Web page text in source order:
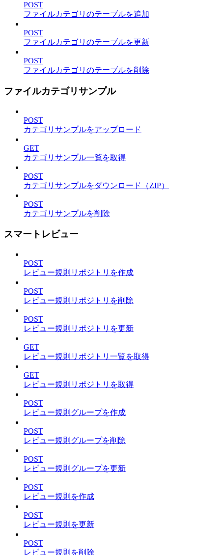
POST
ファイルカテゴリのテーブルを追加
POST
ファイルカテゴリのテーブルを更新
POST
ファイルカテゴリのテーブルを削除
ファイルカテゴリサンプル
POST
カテゴリサンプルをアップロード
GET
カテゴリサンプル一覧を取得
POST
カテゴリサンプルをダウンロード（ZIP）
POST
カテゴリサンプルを削除
スマートレビュー
POST
レビュー規則リポジトリを作成
POST
レビュー規則リポジトリを削除
POST
レビュー規則リポジトリを更新
GET
レビュー規則リポジトリ一覧を取得
GET
レビュー規則リポジトリを取得
POST
レビュー規則グループを作成
POST
レビュー規則グループを削除
POST
レビュー規則グループを更新
POST
レビュー規則を作成
POST
レビュー規則を更新
POST
レビュー規則を削除